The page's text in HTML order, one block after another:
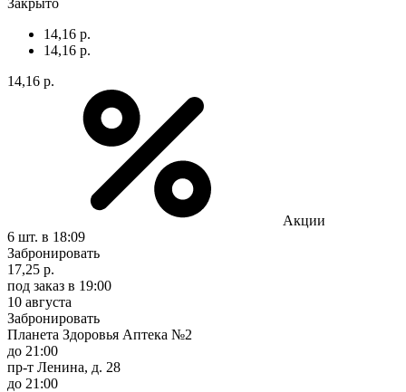
14,16 р.
14,16 р.
14,16 р.
Акции
6 шт. в 18:09
Забронировать
17,25 р.
под заказ в 19:00
10 августа
Забронировать
Планета Здоровья Аптека №2
до 21:00
пр-т Ленина, д. 28
до 21:00